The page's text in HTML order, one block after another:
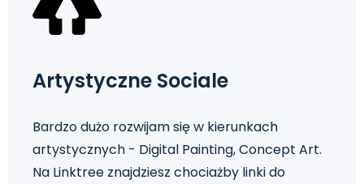
Artystyczne Sociale
Bardzo dużo rozwijam się w kierunkach
artystycznych - Digital Painting, Concept Art.
Na Linktree znajdziesz chociażby linki do